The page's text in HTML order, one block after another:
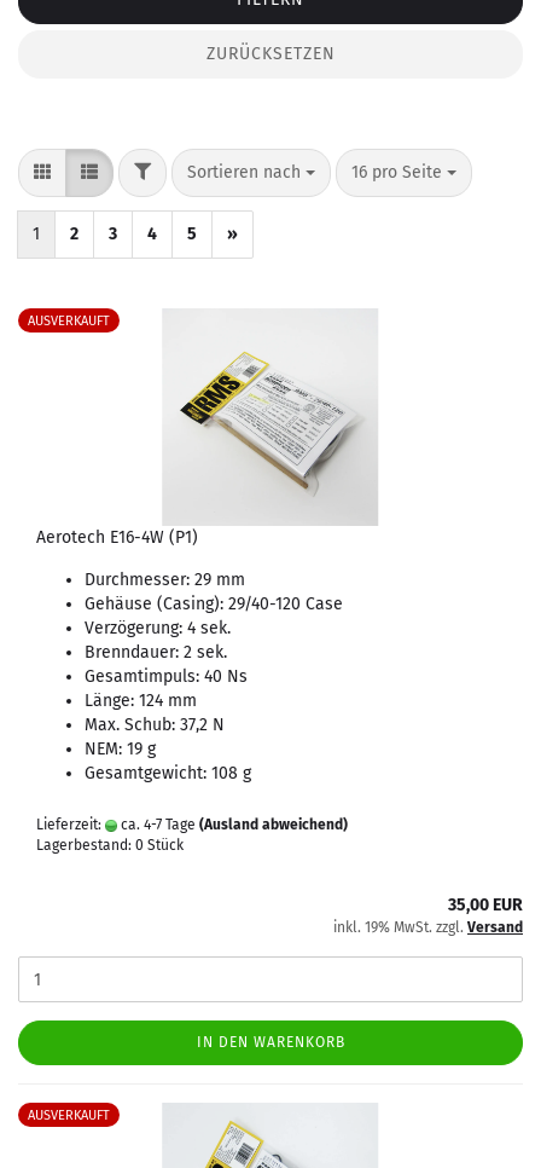
ZURÜCKSETZEN
FILTERSortieren nach
Sortieren nach 16 pro Seite
pro Seite
1 2 3 4 5 »
AUSVERKAUFT
Aerotech E16-4W (P1)
Durchmesser: 29 mm
Gehäuse (Casing): 29/40-120 Case
Verzögerung: 4 sek.
Brenndauer: 2 sek.
Gesamtimpuls: 40 Ns
Länge: 124 mm
Max. Schub: 37,2 N
NEM: 19 g
Gesamtgewicht: 108 g
Lieferzeit: ca. 4-7 Tage (Ausland abweichend)
Lagerbestand: 0 Stück
35,00 EUR
inkl. 19% MwSt. zzgl. Versand
IN DEN WARENKORB
AUSVERKAUFT